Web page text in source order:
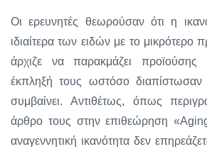
Οι ερευνητές θεωρούσαν ότι η
ιδιαίτερα των ειδών με το μικρότερο
άρχιζε να παρακμάζει προϊούσης
έκπληξή τους ωστόσο διαπίστωσαν
συμβαίνει. Αντιθέτως, όπως
άρθρο τους στην επιθεώρηση
αναγεννητική ικανότητα δεν